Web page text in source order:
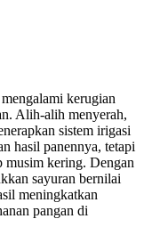
kerugian
Alih-alih menyerah,
sistem irigasi
hasil panennya, tetapi
musim kering. Dengan
sayuran bernilai
meningkatkan
pangan di